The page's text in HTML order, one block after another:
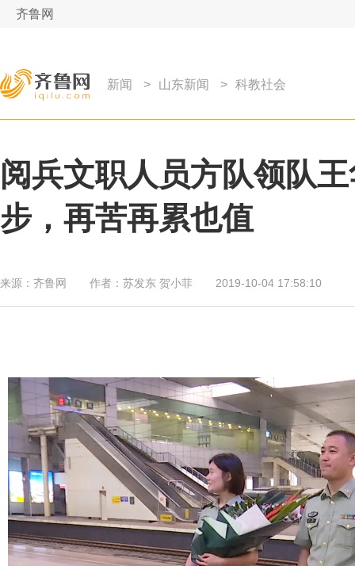
齐鲁网
新闻 > 山东新闻 > 科教社会
阅兵文职人员方队领队
步，再苦再累也值
来源： 齐鲁网 作者： 苏发东 贺小菲 2019-10-04 17:58:10